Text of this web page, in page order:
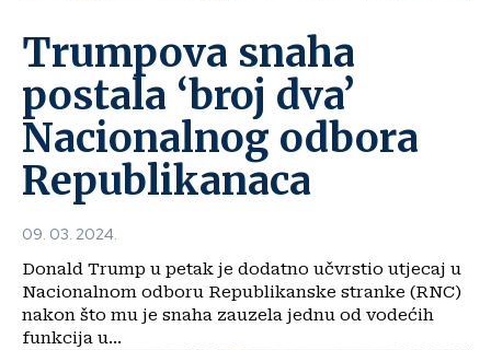
Trumpova snaha
postala ‘broj dva’
Nacionalnog odbora
Republikanaca
09. 03. 2024.
Donald Trump u petak je dodatno učvrstio utjecaj u
Nacionalnom odboru Republikanske stranke (RNC)
nakon što mu je snaha zauzela jednu od vodećih
funkcija u...